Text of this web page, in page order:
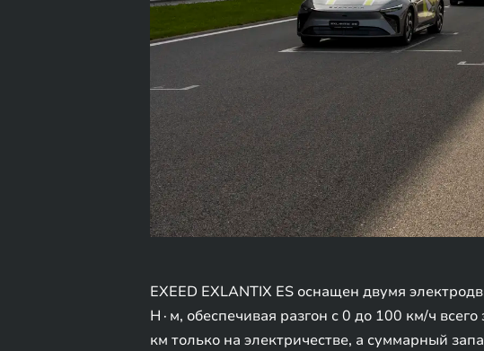
EXEED EXLANTIX ES оснащен двумя
Н∙м, обеспечивая разгон с 0 до 100 км/ч
км только на электричестве, а суммарный